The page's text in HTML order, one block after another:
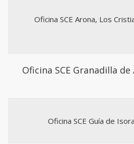
Oficina SCE Arona, Los
Oficina SCE Granadilla de
Oficina SCE Guía de Isora